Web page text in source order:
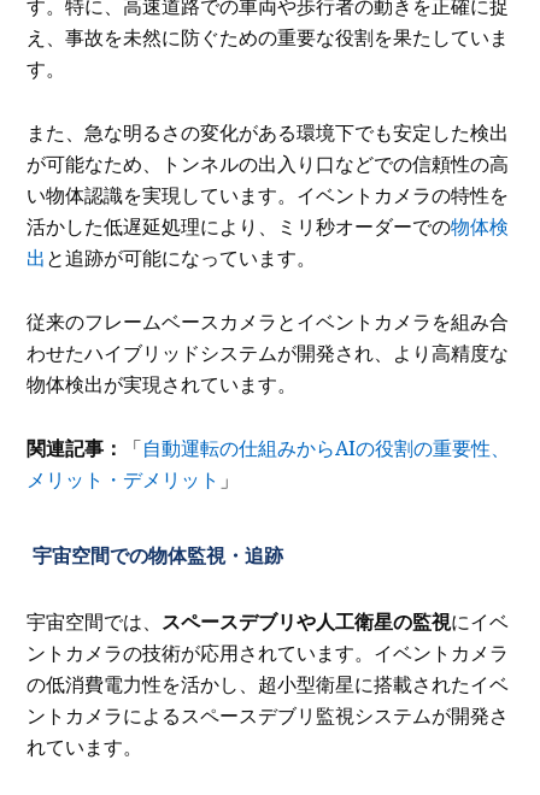
す。特に、高速道路での車両や歩行者の動きを正確に捉
え、事故を未然に防ぐための重要な役割を果たしていま
す。
また、急な明るさの変化がある環境下でも安定した検出
が可能なため、トンネルの出入り口などでの信頼性の高
い物体認識を実現しています。イベントカメラの特性を
活かした低遅延処理により、ミリ秒オーダーでの物体検
出と追跡が可能になっています。
従来のフレームベースカメラとイベントカメラを組み合
わせたハイブリッドシステムが開発され、より高精度な
物体検出が実現されています。
関連記事： 「自動運転の仕組みからAIの役割の重要性、
メリット・デメリット 」
宇宙空間での物体監視・追跡
宇宙空間では、 スペースデブリや人工衛星の監視にイベ
ントカメラの技術が応用されています。イベントカメラ
の低消費電力性を活かし、超小型衛星に搭載されたイベ
ントカメラによるスペースデブリ監視システムが開発さ
れています。